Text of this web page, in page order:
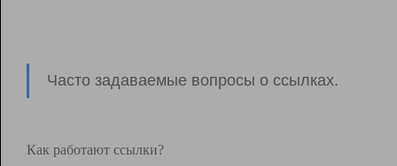
Часто задаваемые вопросы о ссылках.
Как работают ссылки?